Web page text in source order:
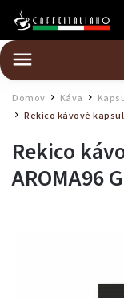
Domov Káva
/
Rekico kávové
Rekico
AROMA96
Barista —